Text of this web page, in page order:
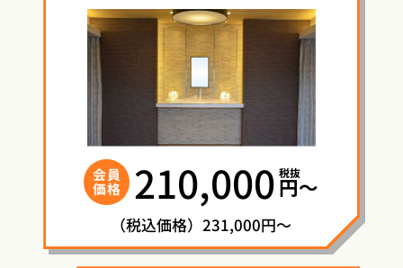
会員
価格 210,000 税抜
円〜
（税込価格）231,000円～